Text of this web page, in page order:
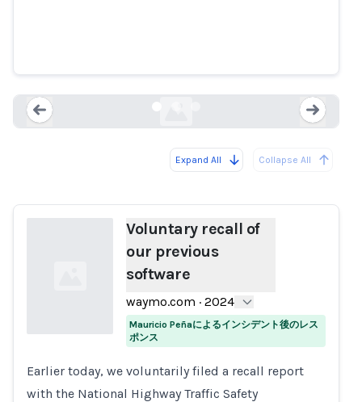
Expand All Collapse All
Loading...
Voluntary recall of
our previous
software
waymo.com · 2024
Mauricio Peñaによるインシデント後のレス
ポンス
Earlier today, we voluntarily filed a recall report
with the National Highway Traffic Safety